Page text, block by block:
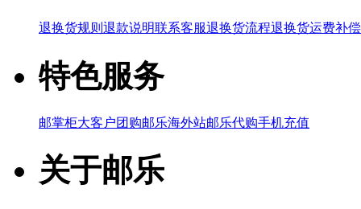
退换货规则 退款说明联系客服退换货流程退换货运费补
特色服务
邮掌柜大客户团购邮乐海外站邮乐代购手机充值
关于邮乐